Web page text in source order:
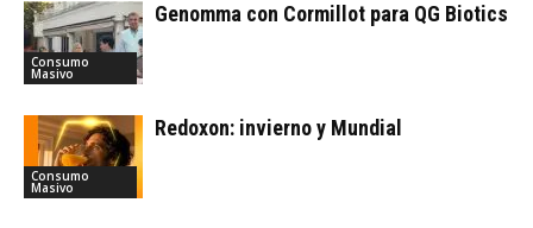
Consumo
Masivo
Genomma con Cormillot para QG Biotics
Consumo
Masivo
Redoxon: invierno y Mundial